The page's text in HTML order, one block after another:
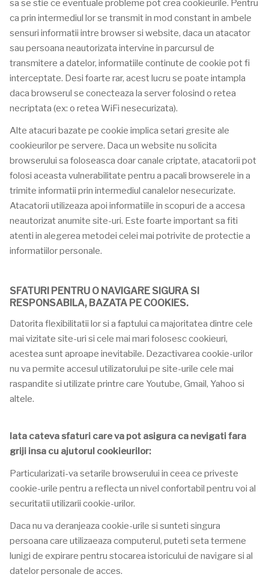
sa se stie ce eventuale probleme pot crea cookieurile. Pentru
ca prin intermediul lor se transmit in mod constant in ambele
sensuri informatii intre browser si website, daca un atacator
sau persoana neautorizata intervine in parcursul de
transmitere a datelor, informatiile continute de cookie pot fi
interceptate. Desi foarte rar, acest lucru se poate intampla
daca browserul se conecteaza la server folosind o retea
necriptata (ex: o retea WiFi nesecurizata).
Alte atacuri bazate pe cookie implica setari gresite ale
cookieurilor pe servere. Daca un website nu solicita
browserului sa foloseasca doar canale criptate, atacatorii pot
folosi aceasta vulnerabilitate pentru a pacali browserele in a
trimite informatii prin intermediul canalelor nesecurizate.
Atacatorii utilizeaza apoi informatiile in scopuri de a accesa
neautorizat anumite site-uri. Este foarte important sa fiti
atenti in alegerea metodei celei mai potrivite de protectie a
informatiilor personale.
SFATURI PENTRU O NAVIGARE SIGURA SI
RESPONSABILA, BAZATA PE COOKIES.
Datorita flexibilitatii lor si a faptului ca majoritatea dintre cele
mai vizitate site-uri si cele mai mari folosesc cookieuri,
acestea sunt aproape inevitabile. Dezactivarea cookie-urilor
nu va permite accesul utilizatorului pe site-urile cele mai
raspandite si utilizate printre care Youtube, Gmail, Yahoo si
altele.
Iata cateva sfaturi care va pot asigura ca nevigati fara
griji insa cu ajutorul cookieurilor:
Particularizati-va setarile browserului in ceea ce priveste
cookie-urile pentru a reflecta un nivel confortabil pentru voi al
securitatii utilizarii cookie-urilor.
Daca nu va deranjeaza cookie-urile si sunteti singura
persoana care utilizaeaza computerul, puteti seta termene
lunigi de expirare pentru stocarea istoricului de navigare si al
datelor personale de acces.